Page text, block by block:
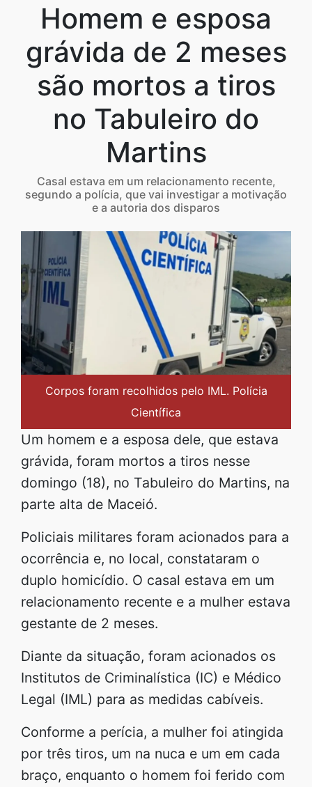
Homem e esposa
grávida de 2 meses
são mortos a tiros
no Tabuleiro do
Martins
Casal estava em um relacionamento recente,
segundo a polícia, que vai investigar a motivação
e a autoria dos disparos
Corpos foram recolhidos pelo IML. Polícia
Científica
Um homem e a esposa dele, que estava
grávida, foram mortos a tiros nesse
domingo (18), no Tabuleiro do Martins, na
parte alta de Maceió.
Policiais militares foram acionados para a
ocorrência e, no local, constataram o
duplo homicídio. O casal estava em um
relacionamento recente e a mulher estava
gestante de 2 meses.
Diante da situação, foram acionados os
Institutos de Criminalística (IC) e Médico
Legal (IML) para as medidas cabíveis.
Conforme a perícia, a mulher foi atingida
por três tiros, um na nuca e um em cada
braço, enquanto o homem foi ferido com